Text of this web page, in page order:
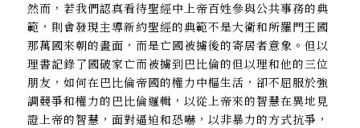
然而，若我們認真看待聖經中上帝百姓參與公共事務的典
範，則會發現主導新約聖經的典範不是大衛和所羅門王國
那萬國來朝的畫面，而是亡國被擄後的寄居者意象。但以
理書記錄了國破家亡而被擄到巴比倫的但以理和他的三位
朋友，如何在巴比倫帝國的權力中樞生活，卻不屈服於強
調競爭和權力的巴比倫邏輯，以從上帝來的智慧在異地見
證上帝的智慧，面對逼迫和恐嚇，以非暴力的方式抗爭，